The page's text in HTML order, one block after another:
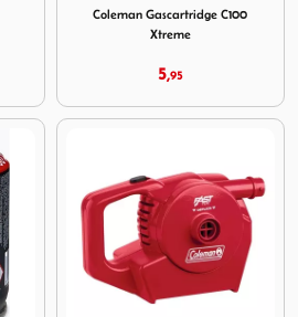
Coleman Gascartridge C100
Xtreme
5,95